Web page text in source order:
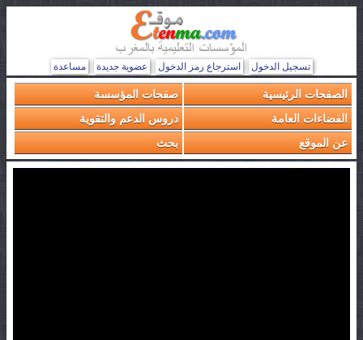
تسجيل الدخول استرجاع رمز الدخول عضوية جديدة مساعدة
الصفحات الرئيسية
صفحات المؤسسة
الفضاءات العامة
دروس الدعم والتقوية
عن الموقع
بحث